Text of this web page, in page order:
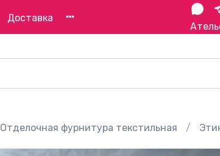
Доставка
Отделочная фурнитура текстильная